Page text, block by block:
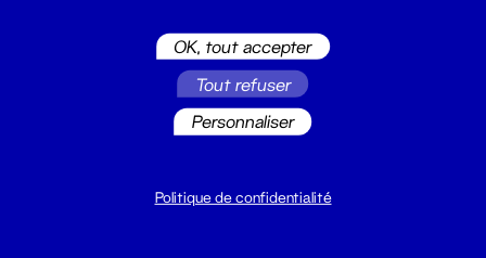
Du lundi au vendredi 14h → 18h
OK, tout accepter
Tout refuser
Personnaliser
Politique de confidentialité